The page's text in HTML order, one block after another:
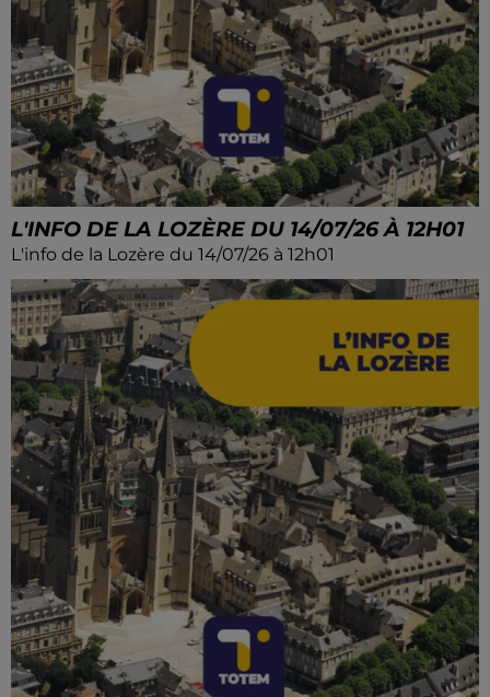
L'INFO DE LA LOZÈRE DU 14/07/26 À 12H01
L'info de la Lozère du 14/07/26 à 12h01